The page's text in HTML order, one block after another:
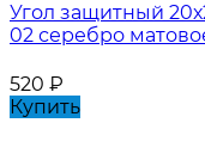
Угол защитный
02 серебро
520 ₽
Купить